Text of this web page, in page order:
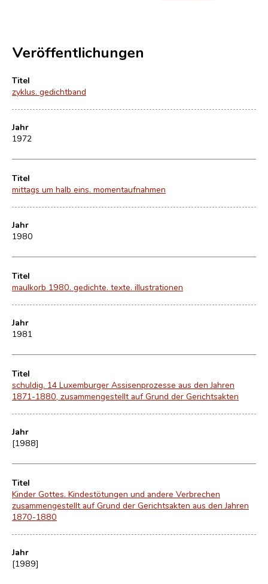
Veröffentlichungen
Titel
zyklus. gedichtband
Jahr
1972
Titel
mittags um halb eins. momentaufnahmen
Jahr
1980
Titel
maulkorb 1980. gedichte. texte. illustrationen
Jahr
1981
Titel
schuldig. 14 Luxemburger Assisenprozesse aus den Jahren
1871-1880, zusammengestellt auf Grund der Gerichtsakten
Jahr
[1988]
Titel
Kinder Gottes. Kindestötungen und andere Verbrechen
zusammengestellt auf Grund der Gerichtsakten aus den Jahren
1870-1880
Jahr
[1989]